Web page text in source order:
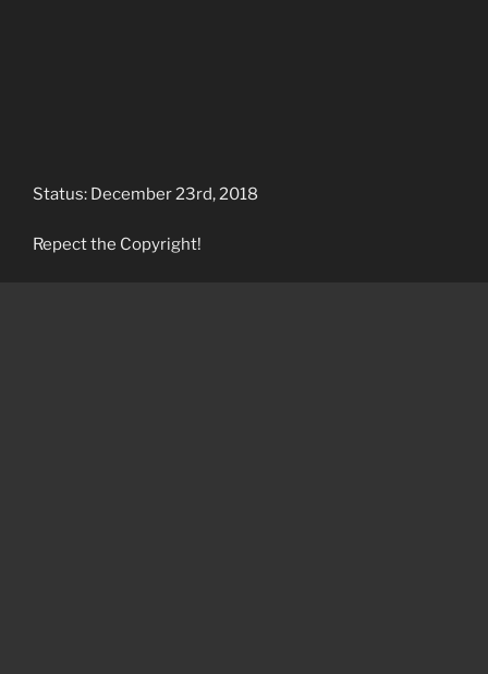
Status: December 23rd, 2018
Repect the Copyright!